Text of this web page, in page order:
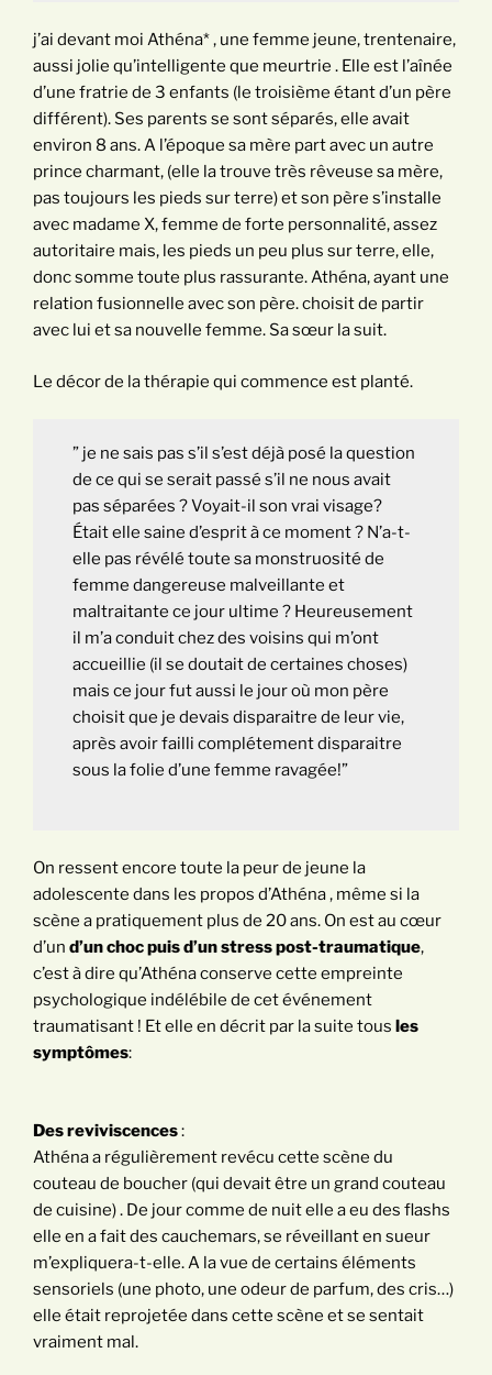
j’ai devant moi Athéna* , une femme jeune, trentenaire,
aussi jolie qu’intelligente que meurtrie . Elle est l’aînée
d’une fratrie de 3 enfants (le troisième étant d’un père
différent). Ses parents se sont séparés, elle avait
environ 8 ans. A l’époque sa mère part avec un autre
prince charmant, (elle la trouve très rêveuse sa mère,
pas toujours les pieds sur terre) et son père s’installe
avec madame X, femme de forte personnalité, assez
autoritaire mais, les pieds un peu plus sur terre, elle,
donc somme toute plus rassurante. Athéna, ayant une
relation fusionnelle avec son père. choisit de partir
avec lui et sa nouvelle femme. Sa sœur la suit.
Le décor de la thérapie qui commence est planté.
” je ne sais pas s’il s’est déjà posé la question
de ce qui se serait passé s’il ne nous avait
pas séparées ? Voyait-il son vrai visage?
Était elle saine d’esprit à ce moment ? N’a-t-
elle pas révélé toute sa monstruosité de
femme dangereuse malveillante et
maltraitante ce jour ultime ? Heureusement
il m’a conduit chez des voisins qui m’ont
accueillie (il se doutait de certaines choses)
mais ce jour fut aussi le jour où mon père
choisit que je devais disparaitre de leur vie,
après avoir failli complétement disparaitre
sous la folie d’une femme ravagée!”
On ressent encore toute la peur de jeune la
adolescente dans les propos d’Athéna , même si la
scène a pratiquement plus de 20 ans. On est au cœur
d’un d’un choc puis d’un stress post-traumatique,
c’est à dire qu’Athéna conserve cette empreinte
psychologique indélébile de cet événement
traumatisant ! Et elle en décrit par la suite tous les
symptômes:
Des reviviscences:
Athéna a régulièrement revécu cette scène du
couteau de boucher (qui devait être un grand couteau
de cuisine) . De jour comme de nuit elle a eu des flashs
elle en a fait des cauchemars, se réveillant en sueur
m’expliquera-t-elle. A la vue de certains éléments
sensoriels (une photo, une odeur de parfum, des cris…)
elle était reprojetée dans cette scène et se sentait
vraiment mal.